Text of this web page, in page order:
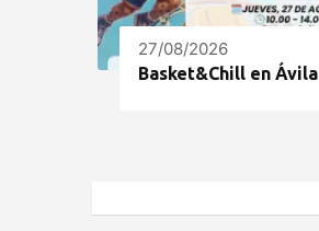
27/08/2026
Basket&Chill en Ávila